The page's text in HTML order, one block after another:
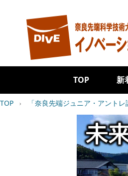
MainTOP 新
パンくず
TOP 「奈良先端ジュニア・アント